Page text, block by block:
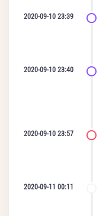
2020-09-10 23:39
2020-09-10 23:40
2020-09-10 23:57
2020-09-11 00:11